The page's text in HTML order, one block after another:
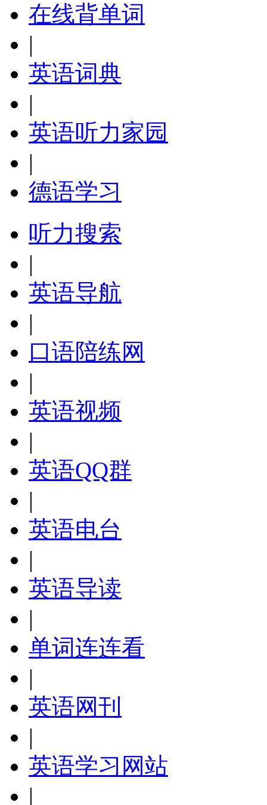
在线背单词
|
英语词典
|
英语听力家园
|
德语学习
听力搜索
|
英语导航
|
口语陪练网
|
英语视频
|
英语QQ群
|
英语电台
|
英语导读
|
单词连连看
|
英语网刊
|
英语学习网站
|